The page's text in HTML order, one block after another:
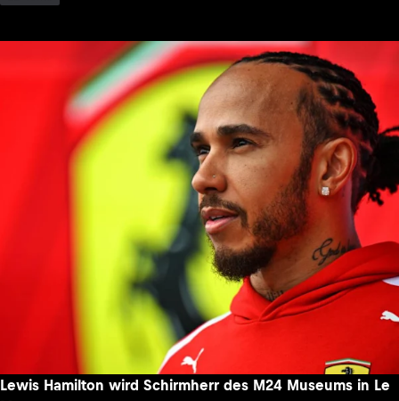
Lewis Hamilton wird Schirmherr des M24 Museums in Le